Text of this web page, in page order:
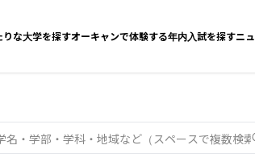
りな大学を探すオーキャンで体験する年内入試を探すニ